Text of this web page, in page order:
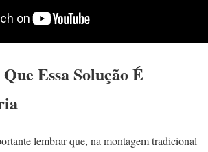
Essa Solução É
lembrar que, na montagem tradicional